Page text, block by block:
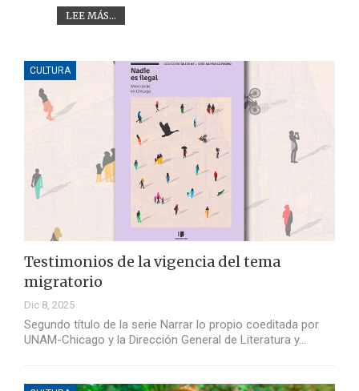
LEE MÁS...
CULTURA
Testimonios de la vigencia del tema
migratorio
Dic 8, 2025
Segundo título de la serie Narrar lo propio coeditada por
UNAM-Chicago y la Dirección General de Literatura y…